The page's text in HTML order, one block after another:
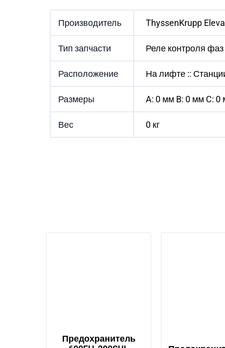
Производитель ThyssenKrupp
Тип запчасти Реле контроля
Расположение На лифте ::
Размеры A: 0 мм B: 0 мм C: 0
Вес 0 кг
Предохранитель